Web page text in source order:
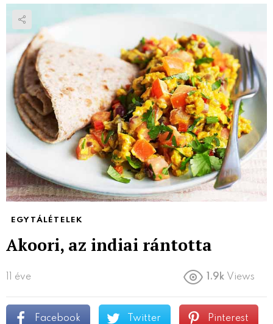
EGYTÁLÉTELEK
Akoori, az indiai rántotta
11 éve 1.9k Views
Facebook Twitter Pinterest